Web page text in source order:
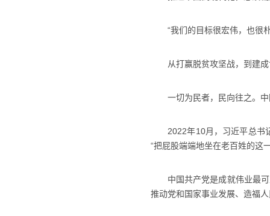
“我们的目标很宏伟，也很朴
从打赢脱贫攻坚战，到建成
一切为民者，民向往之。中
2022年10月，习近平总书记
“把屁股端端地坐在老百姓的这
中国共产党是成就伟业最可
推动党和国家事业发展、造福